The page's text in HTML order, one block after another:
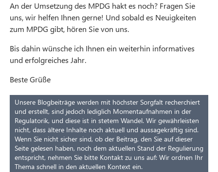
An der Umsetzung des MPDG hakt es noch? Fragen Sie
uns, wir helfen Ihnen gerne! Und sobald es Neuigkeiten
zum MPDG gibt, hören Sie von uns.
Bis dahin wünsche ich Ihnen ein weiterhin informatives
und erfolgreiches Jahr.
Beste Grüße
Unsere Blogbeiträge werden mit höchster Sorgfalt recherchiert
und erstellt, sind jedoch lediglich Momentaufnahmen in der
Regulatorik, und diese ist in stetem Wandel. Wir gewährleisten
nicht, dass ältere Inhalte noch aktuell und aussagekräftig sind.
Wenn Sie nicht sicher sind, ob der Beitrag, den Sie auf dieser
Seite gelesen haben, noch dem aktuellen Stand der Regulierung
entspricht, nehmen Sie bitte Kontakt zu uns auf: Wir ordnen Ihr
Thema schnell in den aktuellen Kontext ein.